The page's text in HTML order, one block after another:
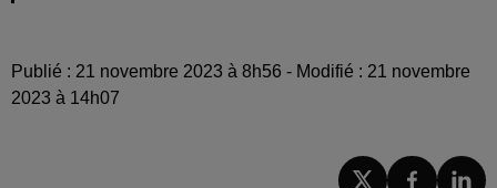
Publié : 21 novembre 2023 à 8h56 - Modifié : 21 novembre
2023 à 14h07